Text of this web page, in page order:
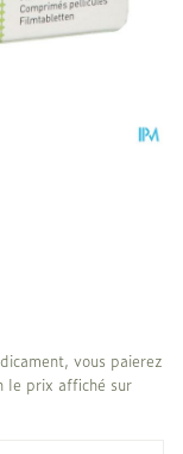
vous paierez
le prix affiché sur